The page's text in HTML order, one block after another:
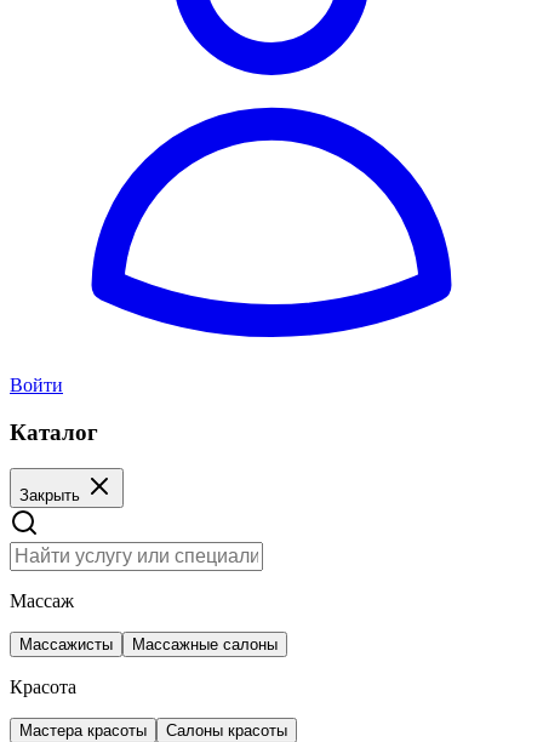
Войти
Каталог
Закрыть
Массаж
Массажисты Массажные салоны
Красота
Мастера красоты Салоны красоты